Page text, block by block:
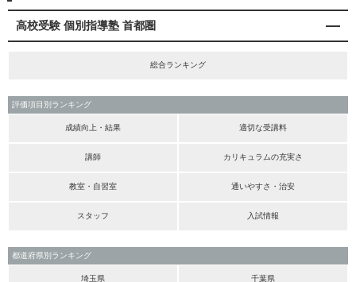
高校受験 個別指導塾 首都圏
総合ランキング
評価項目別ランキング
成績向上・結果 適切な受講料
講師 カリキュラムの充実さ
教室・自習室 通いやすさ・治安
スタッフ 入試情報
都道府県別ランキング
埼玉県 千葉県